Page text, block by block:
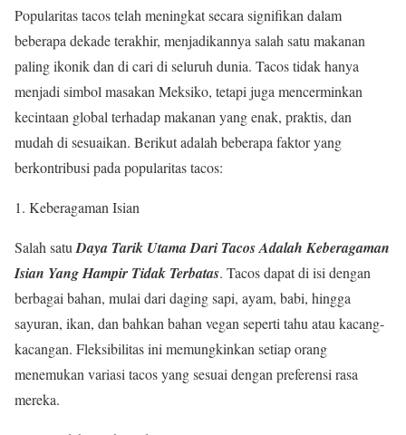
Popularitas tacos telah meningkat secara signifikan dalam
beberapa dekade terakhir, menjadikannya salah satu makanan
paling ikonik dan di cari di seluruh dunia. Tacos tidak hanya
menjadi simbol masakan Meksiko, tetapi juga mencerminkan
kecintaan global terhadap makanan yang enak, praktis, dan
mudah di sesuaikan. Berikut adalah beberapa faktor yang
berkontribusi pada popularitas tacos:
1. Keberagaman Isian
Salah satu Daya Tarik Utama Dari Tacos Adalah Keberagaman
Isian Yang Hampir Tidak Terbatas. Tacos dapat di isi dengan
berbagai bahan, mulai dari daging sapi, ayam, babi, hingga
sayuran, ikan, dan bahkan bahan vegan seperti tahu atau kacang-
kacangan. Fleksibilitas ini memungkinkan setiap orang
menemukan variasi tacos yang sesuai dengan preferensi rasa
mereka.